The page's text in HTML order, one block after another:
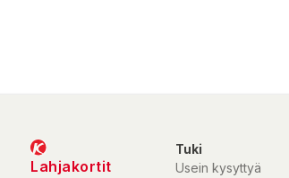
Lahjakortit
Tuki
Usein kysyttyä